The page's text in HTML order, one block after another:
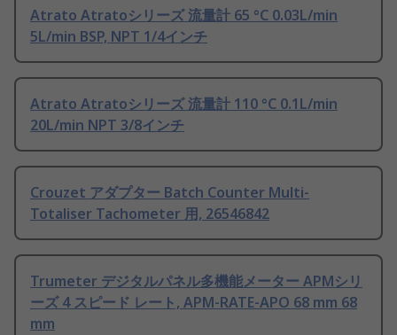
Atrato Atratoシリーズ 流量計 65 °C 0.03L/min
5L/min BSP, NPT 1/4インチ
Atrato Atratoシリーズ 流量計 110 °C 0.1L/min
20L/min NPT 3/8インチ
Crouzet アダプター Batch Counter Multi-
Totaliser Tachometer 用, 26546842
Trumeter デジタルパネル多機能メーター APMシリ
ーズ 4 スピード レート, APM-RATE-APO 68 mm 68
mm